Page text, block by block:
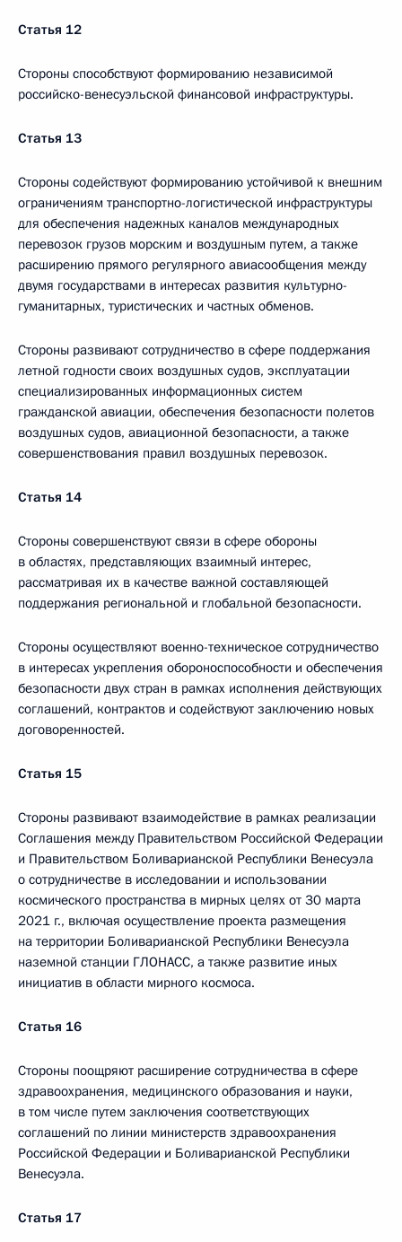
Статья 12
Стороны способствуют формированию независимой
российско-венесуэльской финансовой инфраструктуры.
Статья 13
Стороны содействуют формированию устойчивой к внешним
ограничениям транспортно-логистической инфраструктуры
для обеспечения надежных каналов международных
перевозок грузов морским и воздушным путем, а также
расширению прямого регулярного авиасообщения между
двумя государствами в интересах развития культурно-
гуманитарных, туристических и частных обменов.
Стороны развивают сотрудничество в сфере поддержания
летной годности своих воздушных судов, эксплуатации
специализированных информационных систем
гражданской авиации, обеспечения безопасности полетов
воздушных судов, авиационной безопасности, а также
совершенствования правил воздушных перевозок.
Статья 14
Стороны совершенствуют связи в сфере обороны
в областях, представляющих взаимный интерес,
рассматривая их в качестве важной составляющей
поддержания региональной и глобальной безопасности.
Стороны осуществляют военно-техническое сотрудничество
в интересах укрепления обороноспособности и обеспечения
безопасности двух стран в рамках исполнения действующих
соглашений, контрактов и содействуют заключению новых
договоренностей.
Статья 15
Стороны развивают взаимодействие в рамках реализации
Соглашения между Правительством Российской Федерации
и Правительством Боливарианской Республики Венесуэла
о сотрудничестве в исследовании и использовании
космического пространства в мирных целях от 30 марта
2021 г., включая осуществление проекта размещения
на территории Боливарианской Республики Венесуэла
наземной станции ГЛОНАСС, а также развитие иных
инициатив в области мирного космоса.
Статья 16
Стороны поощряют расширение сотрудничества в сфере
здравоохранения, медицинского образования и науки,
в том числе путем заключения соответствующих
соглашений по линии министерств здравоохранения
Российской Федерации и Боливарианской Республики
Венесуэла.
Статья 17